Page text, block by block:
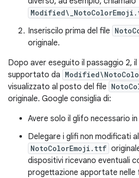
Inseriscilo prima del file
originale.
Dopo aver eseguito il passaggio 2,
supportato da
visualizzato al posto del file
originale. Google consiglia di:
Avere solo il glifo necessario
Delegare i glifi non modificati
NotoColorEmoji.ttf
dispositivi ricevano eventuali
progettazione apportate nelle